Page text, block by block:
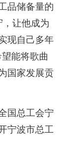
品储备量的
让他成为
现自己多年
能将歌曲
国家发展贡
国总工会宁
宁波市总工